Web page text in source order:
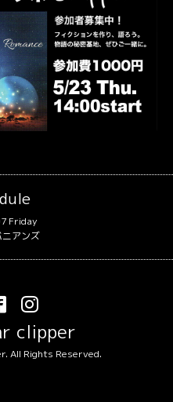
Friday
アンズ
clipper
. All Rights Reserved.